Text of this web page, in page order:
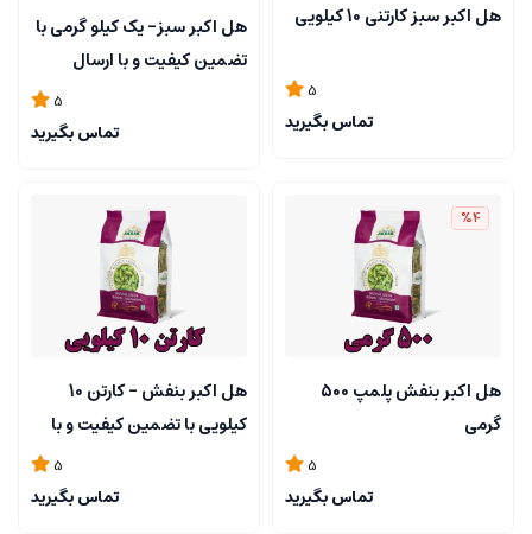
هل اکبر سبز کارتنی 10 کیلویی
5
تماس بگیرید
هل اکبر سبز- یک کیلو گرمی با
تضمین کیفیت و با ارسال
5
تماس بگیرید
%4
هل اکبر بنفش پلمپ 500
گرمی
5
تماس بگیرید
هل اکبر بنفش - کارتن 10
کیلویی با تضمین کیفیت و با
5
تماس بگیرید